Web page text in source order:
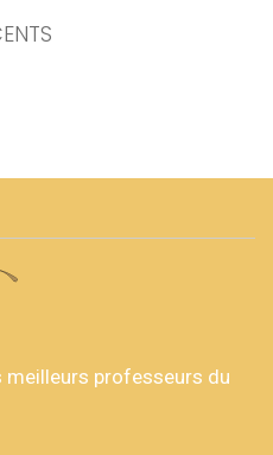
meilleurs professeurs du